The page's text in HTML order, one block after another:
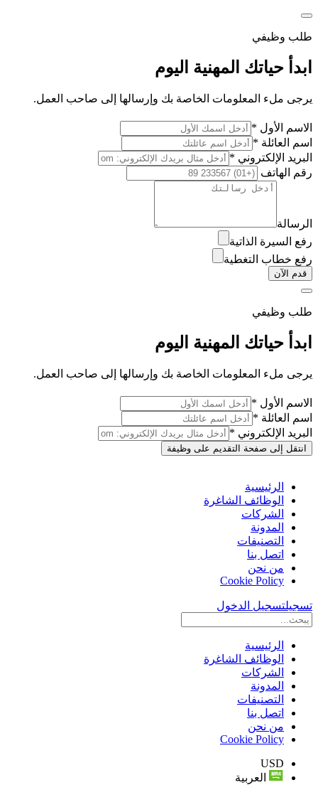
طلب وظيفي
ابدأ حياتك المهنية اليوم
يرجى ملء المعلومات الخاصة بك وإرسالها إلى صاحب العمل.
الاسم الأول *
اسم العائلة *
البريد الإلكتروني *
رقم الهاتف
الرسالة
رفع السيرة الذاتية
رفع خطاب التغطية
قدم الآن
طلب وظيفي
ابدأ حياتك المهنية اليوم
يرجى ملء المعلومات الخاصة بك وإرسالها إلى صاحب العمل.
الاسم الأول *
اسم العائلة *
البريد الإلكتروني *
انتقل إلى صفحة التقديم على وظيفة
الرئيسية
الوظائف الشاغرة
الشركات
المدونة
التصنيفات
اتصل بنا
من نحن
Cookie Policy
تسجيلتسجيل الدخول
الرئيسية
الوظائف الشاغرة
الشركات
المدونة
التصنيفات
اتصل بنا
من نحن
Cookie Policy
USD
العربية